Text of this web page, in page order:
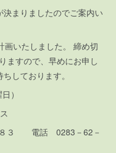
まりましたのでご案内い
画いたしました。 締め切
ますので、早めにお申し
しております。
）
コース
８３ 電話 0283－62－